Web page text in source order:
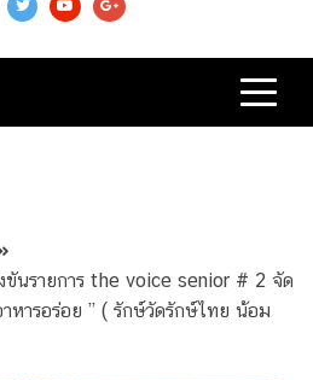
ขันรายการ the voice senior # 2 จัด
หารอร่อย ” ( รักษ์วัดรักษ์ไทย น้อม